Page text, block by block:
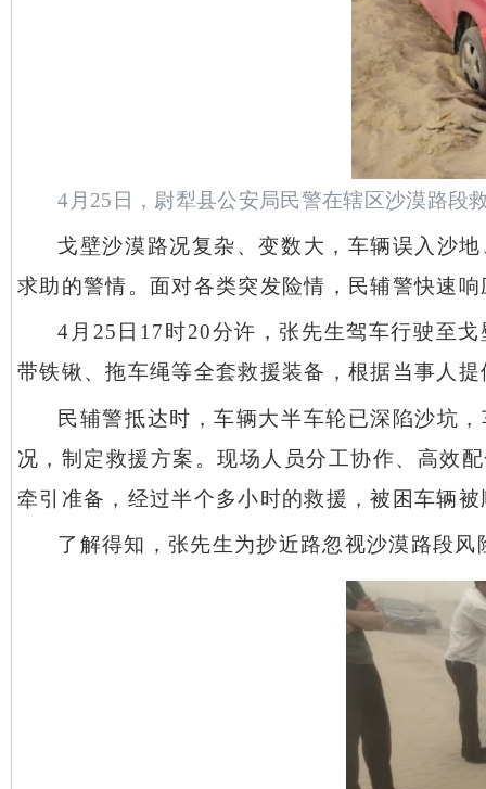
4月25日，尉犁县公安局民警在辖区沙漠路段
戈壁沙漠路况复杂、变数大，车辆误入沙
求助的警情。面对各类突发险情，民辅警快速
4月25日17时20分许，张先生驾车行驶至
带铁锹、拖车绳等全套救援装备，根据当事人
民辅警抵达时，车辆大半车轮已深陷沙坑
况，制定救援方案。现场人员分工协作、高效
牵引准备，经过半个多小时的救援，被困车辆
了解得知，张先生为抄近路忽视沙漠路段